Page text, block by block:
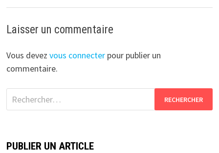
Laisser un commentaire
Vous devez vous connecterpour publier un
commentaire.
Rechercher :
PUBLIER UN ARTICLE